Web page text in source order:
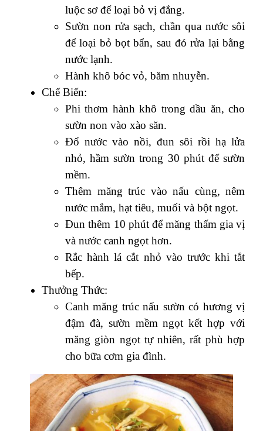
luộc sơ để loại bỏ vị đắng.
Sườn non rửa sạch, chần qua nước sôi
để loại bỏ bọt bẩn, sau đó rửa lại bằng
nước lạnh.
Hành khô bóc vỏ, băm nhuyễn.
Chế Biến:
Phi thơm hành khô trong dầu ăn, cho
sườn non vào xào săn.
Đổ nước vào nồi, đun sôi rồi hạ lửa
nhỏ, hầm sườn trong 30 phút để sườn
mềm.
Thêm măng trúc vào nấu cùng, nêm
nước mắm, hạt tiêu, muối và bột ngọt.
Đun thêm 10 phút để măng thấm gia vị
và nước canh ngọt hơn.
Rắc hành lá cắt nhỏ vào trước khi tắt
bếp.
Thưởng Thức:
Canh măng trúc nấu sườn có hương vị
đậm đà, sườn mềm ngọt kết hợp với
măng giòn ngọt tự nhiên, rất phù hợp
cho bữa cơm gia đình.